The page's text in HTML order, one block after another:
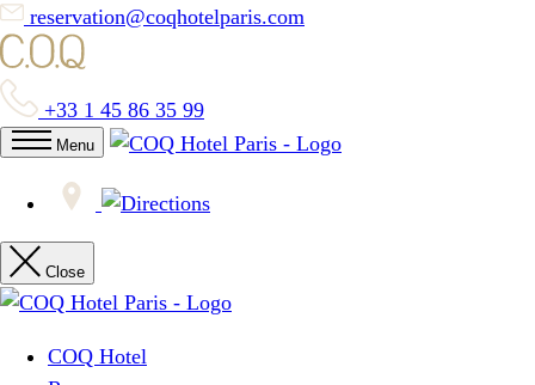
reservation@coqhotelparis.com
+33 1 45 86 35 99
Menu
Close
COQ Hotel